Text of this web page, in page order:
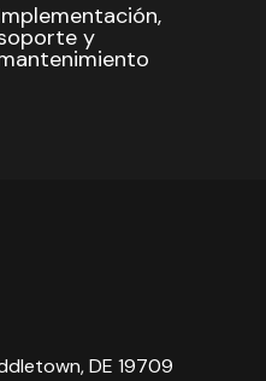
y
DE 19709